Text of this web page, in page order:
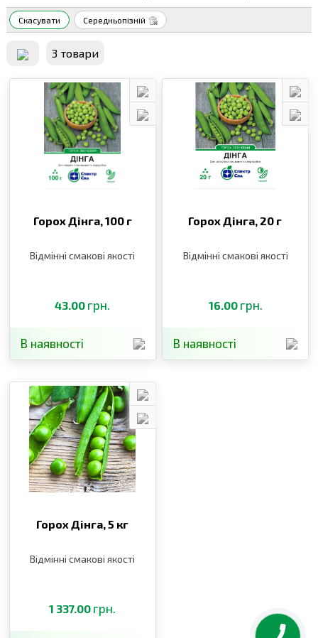
Скасувати Середньопізній
3 товари
Горох Дінга, 100 г
Відмінні смакові якості
43.00 грн.
В наявності
Горох Дінга, 20 г
Відмінні смакові якості
16.00 грн.
В наявності
Горох Дінга, 5 кг
Відмінні смакові якості
1 337.00 грн.